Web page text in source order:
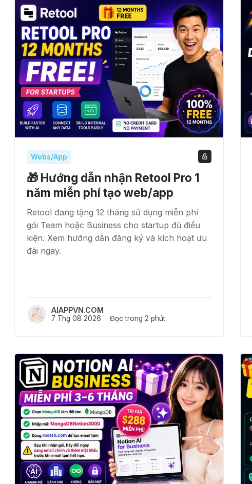
Webs/App
🎁 Hướng dẫn nhận Retool Pro 1
năm miễn phí tạo web/app
Retool đang tặng 12 tháng sử dụng miễn phí
gói Team hoặc Business cho startup đủ điều
kiện. Xem hướng dẫn đăng ký và kích hoạt ưu
đãi ngay.
AIAPPVN.COM
7 Thg 08 2026 Đọc trong 2 phút